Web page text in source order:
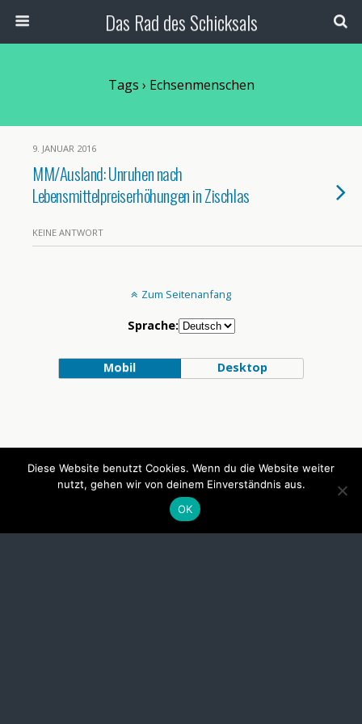
Das Rad des Schicksals
Tags › Echsenmenschen
9. JANUAR 2016
MM/Ausland: Unruhen nach
Lebensmittelpreiserhöhungen in Zischlas
KEINE ANTWORT
Zum Seitenanfang
Sprache:
Mobil Desktop
Diese Website benutzt Cookies. Wenn du die Website weiter
nutzt, gehen wir von deinem Einverständnis aus.
OK